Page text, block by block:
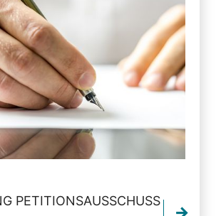
PETITIONSAUSSCHUSS